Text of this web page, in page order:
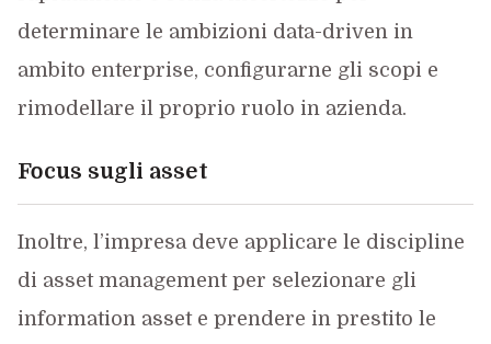
determinare le ambizioni data-driven in
ambito enterprise, configurarne gli scopi e
rimodellare il proprio ruolo in azienda.
Focus sugli asset
Inoltre, l’impresa deve applicare le discipline
di asset management per selezionare gli
information asset e prendere in prestito le